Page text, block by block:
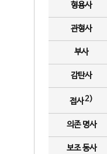
형용사
관형사
부사
감탄사
접사2)
의존 명사
보조 동사